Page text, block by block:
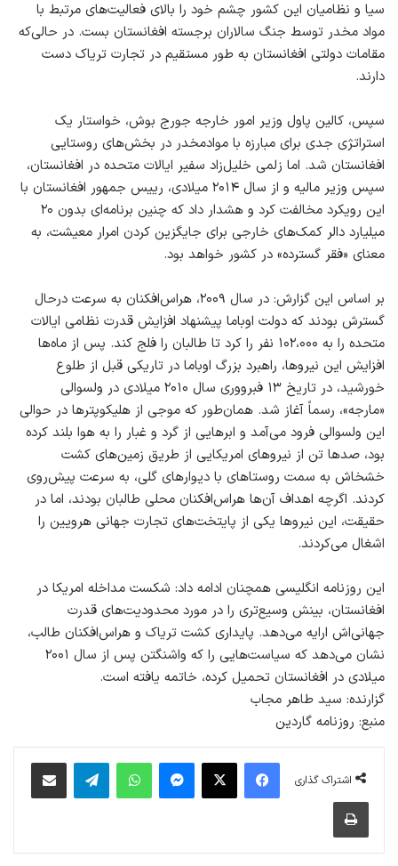
سیا و نظامیان این کشور چشم خود را بالای فعالیت‌های مرتبط با
مواد مخدر توسط جنگ سالاران برجسته افغانستان بست. در حالی‌که
مقامات دولتی افغانستان به طور مستقیم در تجارت تریاک دست
دارند.
سپس، کالین پاول وزیر امور خارجه جورج بوش، خواستار یک
استراتژی جدی برای مبارزه با موادمخدر در بخش‌های روستایی
افغانستان شد. اما زلمی خلیل‌زاد سفیر ایالات متحده در افغانستان،
سپس وزیر مالیه و از سال ۲۰۱۴ میلادی، رییس جمهور افغانستان با
این رویکرد مخالفت کرد و هشدار داد که چنین برنامه‌ای بدون ۲۰
میلیارد دالر کمک‌های خارجی برای جایگزین کردن امرار معیشت، به
معنای «فقر گسترده» در کشور خواهد بود.
بر اساس این گزارش: در سال ۲۰۰۹، هراس‌افکنان به سرعت درحال
گسترش بودند که دولت اوباما پیشنهاد افزایش قدرت نظامی ایالات
متحده را به ۱۰۲،۰۰۰ نفر را کرد تا طالبان را فلج کند. پس از ماه‌ها
افزایش این نیروها، راهبرد بزرگ اوباما در تاریکی قبل از طلوع
خورشید، در تاریخ ۱۳ فبرووری سال ۲۰۱۰ میلادی در ولسوالی
«مارجه»، رسماً آغاز شد. همان‌طور که موجی از هلیکوپترها در حوالی
این ولسوالی فرود می‌آمد و ابرهایی از گرد و غبار را به هوا بلند کرده
بود، صدها تن از نیروهای امریکایی از طریق زمین‌های کشت
خشخاش به سمت روستاهای با دیوارهای گلی، به سرعت پیش‌روی
کردند. اگرچه اهداف آن‌ها هراس‌افکنان محلی طالبان بودند، اما در
حقیقت، این نیروها یکی از پایتخت‌های تجارت جهانی هرویین را
اشغال می‌کردند.
این روزنامه انگلیسی همچنان ادامه داد: شکست مداخله امریکا در
افغانستان، بینش وسیع‌تری را در مورد محدودیت‌های قدرت
جهانی‌اش ارایه می‌دهد. پایداری کشت تریاک و هراس‌افکنان طالب،
نشان می‌دهد که سیاست‌هایی را که واشنگتن پس از سال ۲۰۰۱
میلادی در افغانستان تحمیل کرده، خاتمه یافته است.
گزارنده: سید طاهر مجاب
منبع: روزنامه گاردین
اشتراک گذاری
فیس بوک پیام رسان واتس آپ